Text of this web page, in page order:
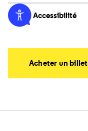
Accessibilité
Acheter un billet